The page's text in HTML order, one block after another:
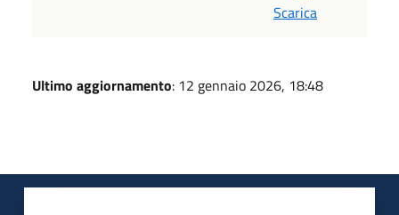
Scarica
Ultimo aggiornamento: 12 gennaio 2026, 18:48